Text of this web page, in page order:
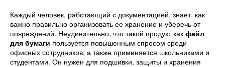
Каждый человек, работающий с документацией, знает, как
важно правильно организовать ее хранение и уберечь от
повреждений. Неудивительно, что такой продукт как файл
для бумаги пользуется повышенным спросом среди
офисных сотрудников, а также применяется школьниками и
студентами. Он нужен для подшивки, защиты и хранения